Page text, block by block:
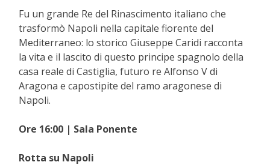
Fu un grande Re del Rinascimento italiano che
trasformò Napoli nella capitale fiorente del
Mediterraneo: lo storico Giuseppe Caridi racconta
la vita e il lascito di questo principe spagnolo della
casa reale di Castiglia, futuro re Alfonso V di
Aragona e capostipite del ramo aragonese di
Napoli.
Ore 16:00 | Sala Ponente
Rotta su Napoli